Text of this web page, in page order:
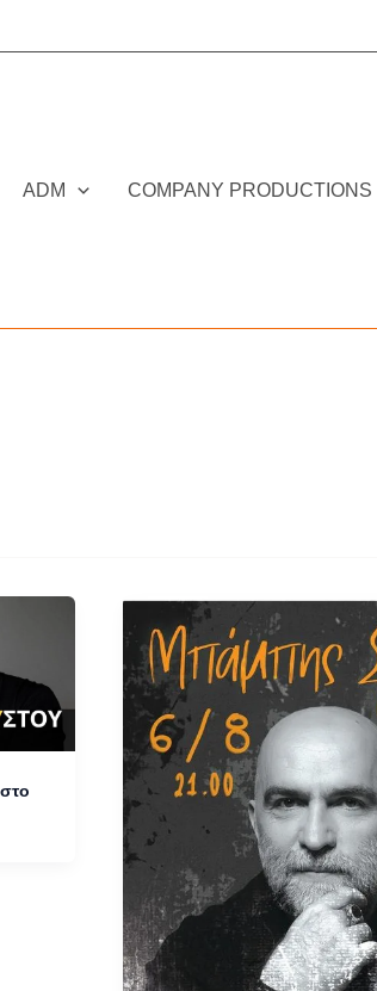
ADM COMPANY PRODUCTIONS